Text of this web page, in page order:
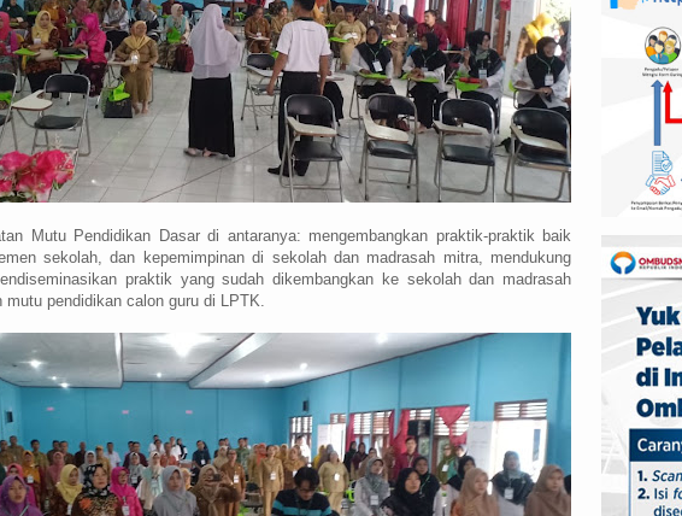
Mutu Pendidikan Dasar di antaranya: mengembangkan praktik-praktik baik
sekolah, dan kepemimpinan di sekolah dan madrasah mitra, mendukung
praktik yang sudah dikembangkan ke sekolah dan madrasah
pendidikan calon guru di LPTK.